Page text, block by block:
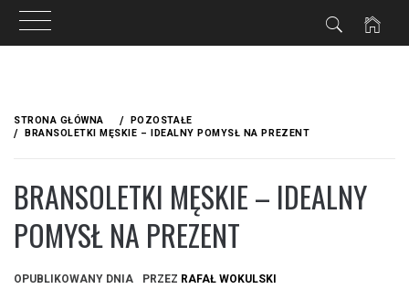
treściSTRONA GŁÓWNA
POZOSTAŁE
BRANSOLETKI MĘSKIE – IDEALNY POMYSŁ NA PREZENT
BRANSOLETKI MĘSKIE – IDEALNY
POMYSŁ NA PREZENT
OPUBLIKOWANY DNIA PRZEZ RAFAŁ WOKULSKI